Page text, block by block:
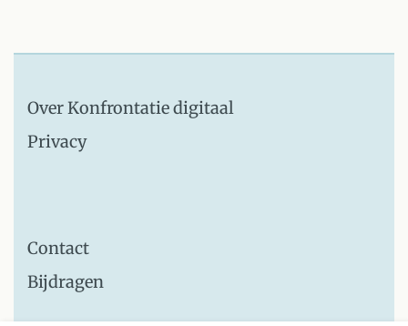
Over Konfrontatie digitaal
Privacy
Contact
Bijdragen